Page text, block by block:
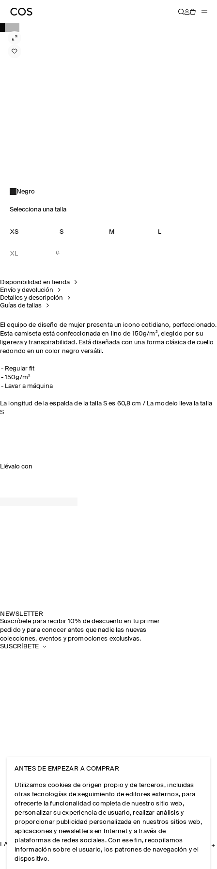
Negro
Selecciona una talla
XS S M L
XL
Disponibilidad en tienda
Envío y devolución
Detalles y descripción
Guías de tallas
El equipo de diseño de mujer presenta un icono cotidiano, perfeccionado.
Esta camiseta está confeccionada en lino de 150g/m², elegido por su
ligereza y transpirabilidad. Está diseñada con una forma clásica de cuello
redondo en un color negro versátil.
Regular fit
150g/m²
Lavar a máquina
La longitud de la espalda de la talla S es 60,8 cm / La modelo lleva la talla
S
Llévalo con
NEWSLETTER
Suscríbete para recibir 10% de descuento en tu primer
pedido y para conocer antes que nadie las nuevas
colecciones, eventos y promociones exclusivas.
SUSCRÍBETE
LA EMPRESA
ANTES DE EMPEZAR A COMPRAR
Utilizamos cookies de origen propio y de terceros, incluidas
otras tecnologías de seguimiento de editores externos, para
ofrecerte la funcionalidad completa de nuestro sitio web,
personalizar su experiencia de usuario, realizar análisis y
proporcionar publicidad personalizada en nuestros sitios web,
aplicaciones y newsletters en Internet y a través de
plataformas de redes sociales. Con ese fin, recopilamos
información sobre el usuario, los patrones de navegación y el
dispositivo.